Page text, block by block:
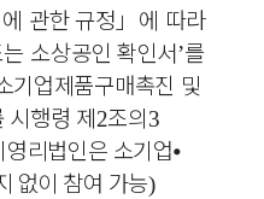
관한 규정 」 에 따라
소상공인 확인서’를
기업제품구매촉진 및
시행령 제2조의3
리법인은 소기업⦁
없이 참여 가능)